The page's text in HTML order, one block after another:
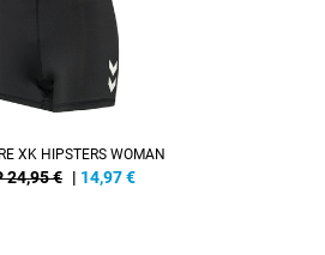
XK HIPSTERS WOMAN
24,95 € | 14,97€